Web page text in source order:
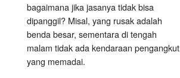
bagaimana jika jasanya tidak bisa
dipanggil? Misal, yang rusak adalah
benda besar, sementara di tengah
malam tidak ada kendaraan pengangkut
yang memadai.